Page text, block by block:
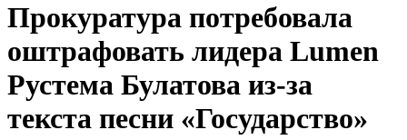
Прокуратура потребовала
оштрафовать лидера Lumen
Рустема Булатова из-за
текста песни «Государство»